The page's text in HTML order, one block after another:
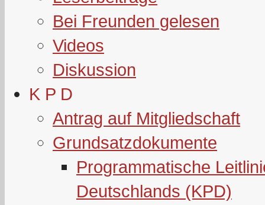
Bei Freunden gelesen
Videos
Diskussion
K P D
Antrag auf Mitgliedschaft
Grundsatzdokumente
Programmatische
Deutschlands (KPD)